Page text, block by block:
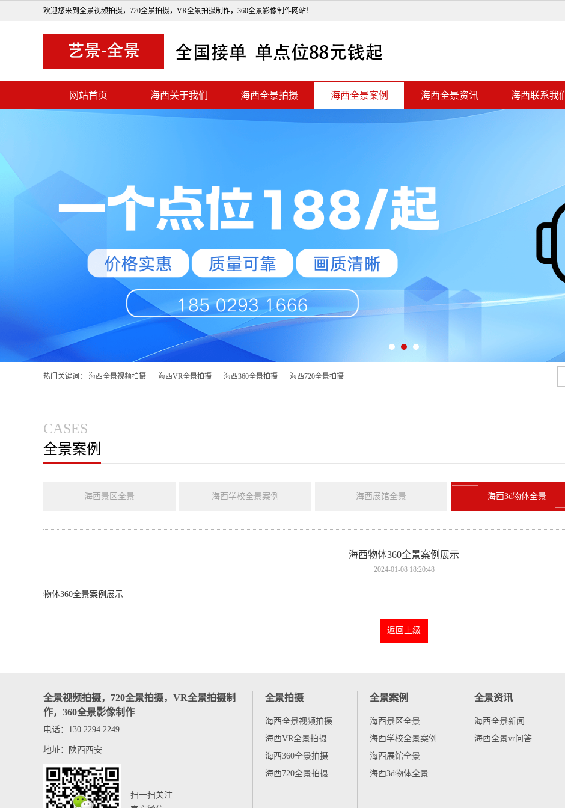
欢迎您来到全景视频拍摄，720全景拍摄，VR全景拍摄制作，360全景影像制作网站！
网站首页 海西关于我们 海西全景拍摄 海西全景案例 海西全景资讯 海西联系我们
热门关键词： 海西全景视频拍摄 海西VR全景拍摄 海西360全景拍摄 海西720全景拍摄
CASES
全景案例
海西景区全景 海西学校全景案例 海西展馆全景 海西3d物体全景
海西物体360全景案例展示
2024-01-08 18:20:48
物体360全景案例展示
返回上级
全景视频拍摄，720全景拍摄，VR全景拍摄制
作，360全景影像制作
电话：130 2294 2249
地址：陕西西安
扫一扫关注
全景拍摄
海西全景视频拍摄
海西VR全景拍摄
海西360全景拍摄
海西720全景拍摄
全景案例
海西景区全景
海西学校全景案例
海西展馆全景
海西3d物体全景
全景资讯
海西全景新闻
海西全景vr问答